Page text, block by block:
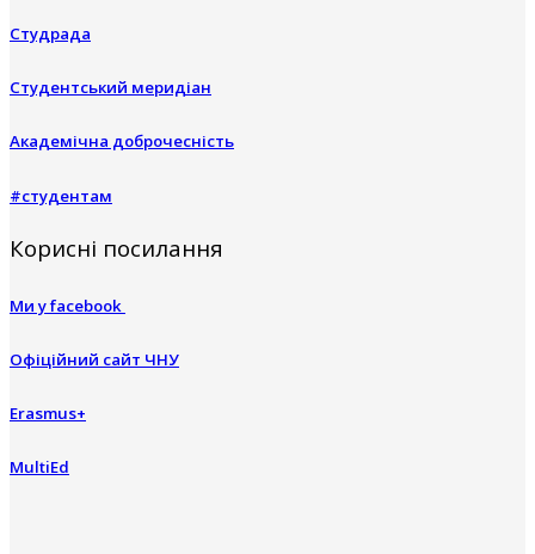
Студрада
Студентський меридіан
Академічна доброчесність
#студентам
Корисні посилання
Ми у facebook
Офіційний сайт ЧНУ
Erasmus+
MultiEd